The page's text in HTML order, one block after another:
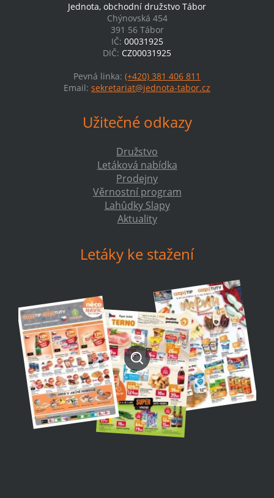
Jednota, obchodní družstvo Tábor
Chýnovská 454
391 56 Tábor
IČ: 00031925
DIČ: CZ00031925
Pevná linka: (+420) 381 406 811
Email: sekretariat@jednota-tabor.cz
Užitečné odkazy
Družstvo
Letáková nabídka
Prodejny
Věrnostní program
Lahůdky Slapy
Aktuality
Letáky ke stažení